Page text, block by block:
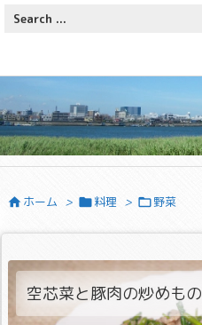
 ホーム > 料理 > 野菜
空芯菜と豚肉の炒めもの